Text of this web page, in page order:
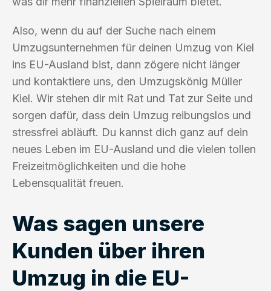
Also, wenn du auf der Suche nach einem
Umzugsunternehmen für deinen Umzug von Kiel
ins EU-Ausland bist, dann zögere nicht länger
und kontaktiere uns, den Umzugskönig Müller
Kiel. Wir stehen dir mit Rat und Tat zur Seite und
sorgen dafür, dass dein Umzug reibungslos und
stressfrei abläuft. Du kannst dich ganz auf dein
neues Leben im EU-Ausland und die vielen tollen
Freizeitmöglichkeiten und die hohe
Lebensqualität freuen.
Was sagen unsere
Kunden über ihren
Umzug in die EU-